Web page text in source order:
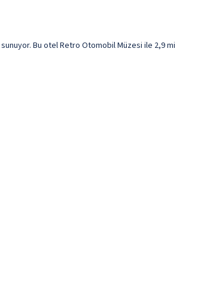
Bu otel Retro Otomobil Müzesi ile 2,9 mi